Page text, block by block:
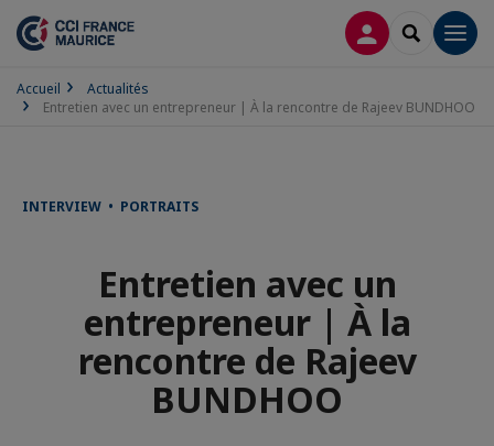
CONNEXION
Accueil
Actualités
Entretien avec un entrepreneur | À la rencontre de Rajeev BUNDHOO
INTERVIEW • PORTRAITS
Entretien avec un
entrepreneur | À la
rencontre de Rajeev
BUNDHOO